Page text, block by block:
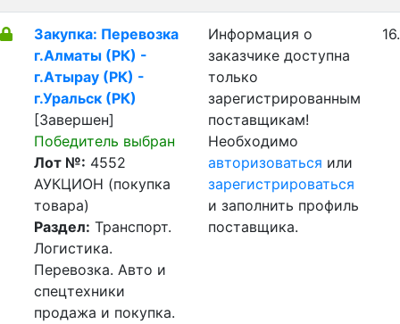
Закупка: Перевозка
г.Алматы (РК) -
г.Атырау (РК) -
г.Уральск (РК)
[Завершен]
Победитель выбран
Лот №: 4552
АУКЦИОН (покупка
товара)
Раздел: Транспорт.
Логистика.
Перевозка. Авто и
спецтехники
продажа и покупка.
Информация о
заказчике доступна
только
зарегистрированным
поставщикам!
Необходимо
авторизоваться или
зарегистрироваться
и заполнить профиль
поставщика.